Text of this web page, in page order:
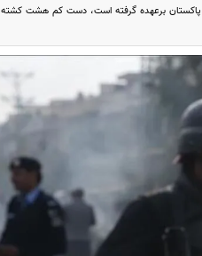
پاکستان برعهده گرفته است، دست کم هشت کشته